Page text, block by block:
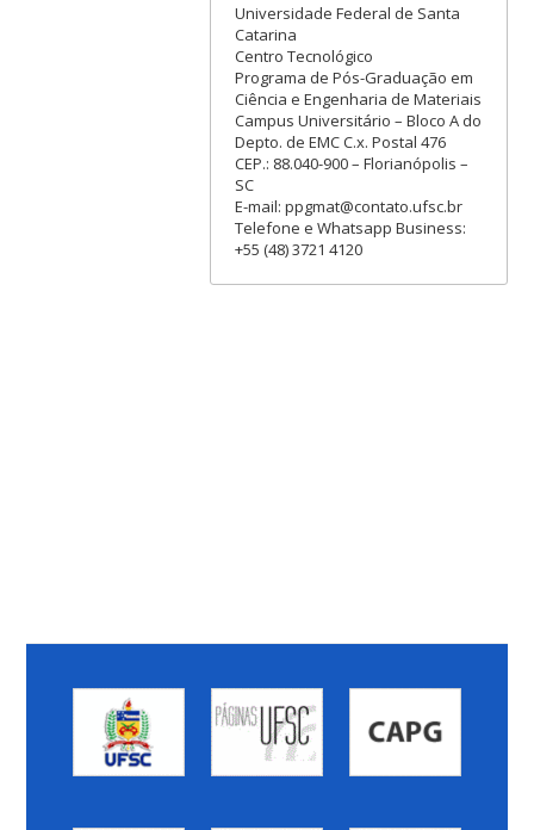
Universidade Federal de Santa
Catarina
Centro Tecnológico
Programa de Pós-Graduação em
Ciência e Engenharia de Materiais
Campus Universitário – Bloco A do
Depto. de EMC C.x. Postal 476
CEP.: 88.040-900 – Florianópolis –
SC
E-mail: ppgmat@contato.ufsc.br
Telefone e Whatsapp Business:
+55 (48) 3721 4120